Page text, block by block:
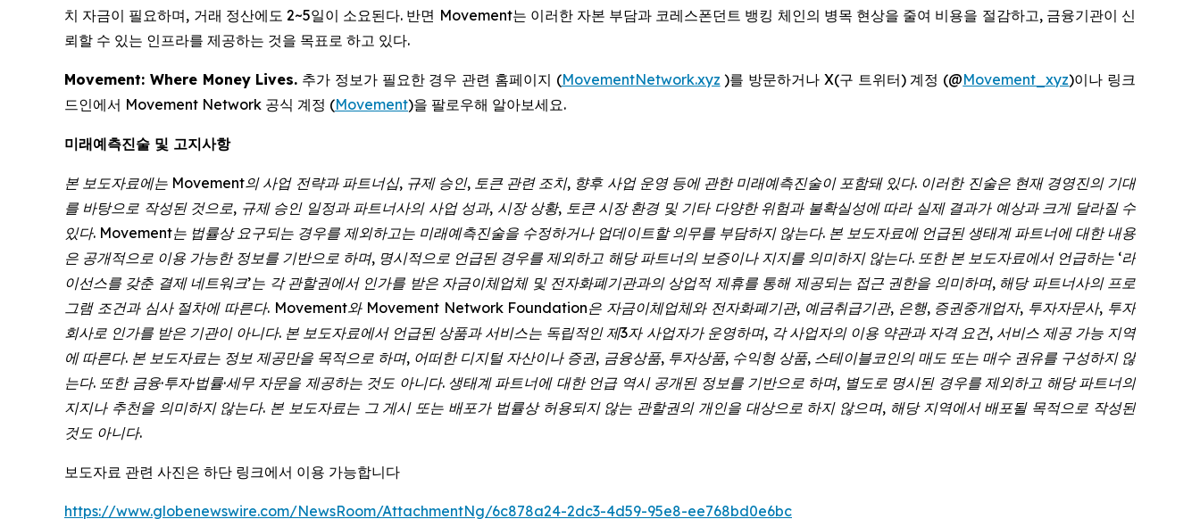
치 자금이 필요하며, 거래 정산에도 2~5일이 소요된다. 반면 Movement는 이러한 자본 부담과 코레스폰던트 뱅킹 체인의 병목 현상을 줄여 비용을 절감하고, 금융기관이 신
뢰할 수 있는 인프라를 제공하는 것을 목표로 하고 있다.
Movement: Where Money Lives. 추가 정보가 필요한 경우 관련 홈페이지 (MovementNetwork.xyz )를 방문하거나 X(구 트위터) 계정 (@Movement_xyz)이나 링크
드인에서 Movement Network 공식 계정 (Movement)을 팔로우해 알아보세요.
미래예측진술 및 고지사항
본 보도자료에는 Movement의 사업 전략과 파트너십, 규제 승인, 토큰 관련 조치, 향후 사업 운영 등에 관한 미래예측진술이 포함돼 있다. 이러한 진술은 현재 경영진의 기대
를 바탕으로 작성된 것으로, 규제 승인 일정과 파트너사의 사업 성과, 시장 상황, 토큰 시장 환경 및 기타 다양한 위험과 불확실성에 따라 실제 결과가 예상과 크게 달라질 수
있다. Movement는 법률상 요구되는 경우를 제외하고는 미래예측진술을 수정하거나 업데이트할 의무를 부담하지 않는다. 본 보도자료에 언급된 생태계 파트너에 대한 내용
은 공개적으로 이용 가능한 정보를 기반으로 하며, 명시적으로 언급된 경우를 제외하고 해당 파트너의 보증이나 지지를 의미하지 않는다. 또한 본 보도자료에서 언급하는 ‘라
이선스를 갖춘 결제 네트워크’는 각 관할권에서 인가를 받은 자금이체업체 및 전자화폐기관과의 상업적 제휴를 통해 제공되는 접근 권한을 의미하며, 해당 파트너사의 프로
그램 조건과 심사 절차에 따른다. Movement와 Movement Network Foundation은 자금이체업체와 전자화폐기관, 예금취급기관, 은행, 증권중개업자, 투자자문사, 투자
회사로 인가를 받은 기관이 아니다. 본 보도자료에서 언급된 상품과 서비스는 독립적인 제3자 사업자가 운영하며, 각 사업자의 이용 약관과 자격 요건, 서비스 제공 가능 지역
에 따른다. 본 보도자료는 정보 제공만을 목적으로 하며, 어떠한 디지털 자산이나 증권, 금융상품, 투자상품, 수익형 상품, 스테이블코인의 매도 또는 매수 권유를 구성하지 않
는다. 또한 금융·투자·법률·세무 자문을 제공하는 것도 아니다. 생태계 파트너에 대한 언급 역시 공개된 정보를 기반으로 하며, 별도로 명시된 경우를 제외하고 해당 파트너의
지지나 추천을 의미하지 않는다. 본 보도자료는 그 게시 또는 배포가 법률상 허용되지 않는 관할권의 개인을 대상으로 하지 않으며, 해당 지역에서 배포될 목적으로 작성된
것도 아니다.
보도자료 관련 사진은 하단 링크에서 이용 가능합니다
https://www.globenewswire.com/NewsRoom/AttachmentNg/6c878a24-2dc3-4d59-95e8-ee768bd0e6bc